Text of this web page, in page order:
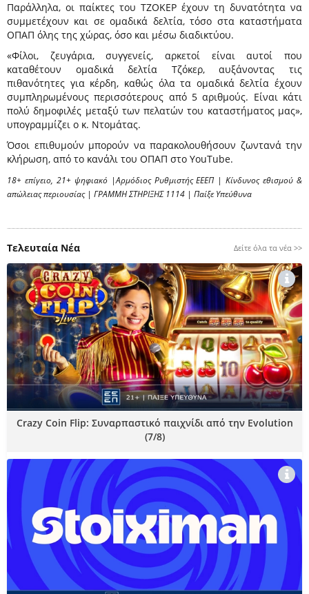
Παράλληλα, οι παίκτες του ΤΖΟΚΕΡ έχουν τη δυνατότητα να
συμμετέχουν και σε ομαδικά δελτία, τόσο στα καταστήματα
ΟΠΑΠ όλης της χώρας, όσο και μέσω διαδικτύου.
«Φίλοι, ζευγάρια, συγγενείς, αρκετοί είναι αυτοί που
καταθέτουν ομαδικά δελτία Τζόκερ, αυξάνοντας τις
πιθανότητες για κέρδη, καθώς όλα τα ομαδικά δελτία έχουν
συμπληρωμένους περισσότερους από 5 αριθμούς. Είναι κάτι
πολύ δημοφιλές μεταξύ των πελατών του καταστήματος μας»,
υπογραμμίζει ο κ. Ντομάτας.
Όσοι επιθυμούν μπορούν να παρακολουθήσουν ζωντανά την
κλήρωση, από το κανάλι του ΟΠΑΠ στο YouTube.
18+ επίγειο, 21+ ψηφιακό |Αρμόδιος Ρυθμιστής ΕΕΕΠ | Κίνδυνος εθισμού &
απώλειας περιουσίας | ΓΡΑΜΜΗ ΣΤΗΡΙΞΗΣ 1114 | Παίξε Υπεύθυνα
Τελευταία Νέα Δείτε όλα τα νέα >>
Crazy Coin Flip: Συναρπαστικό παιχνίδι από την Evolution
(7/8)